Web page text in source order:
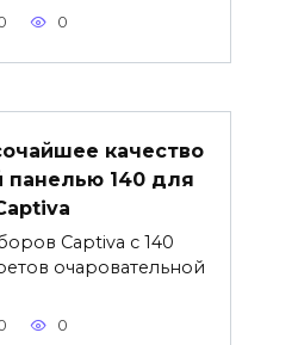
0
качество
панелью 140 для
Captiva с 140
очаровательной
0